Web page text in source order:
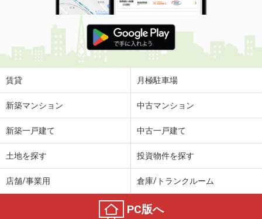
賃貸 月極駐車場
新築マンション 中古マンション
新築一戸建て 中古一戸建て
土地を探す 投資物件を探す
店舗/事業用 倉庫/トランクルーム
PC版へ